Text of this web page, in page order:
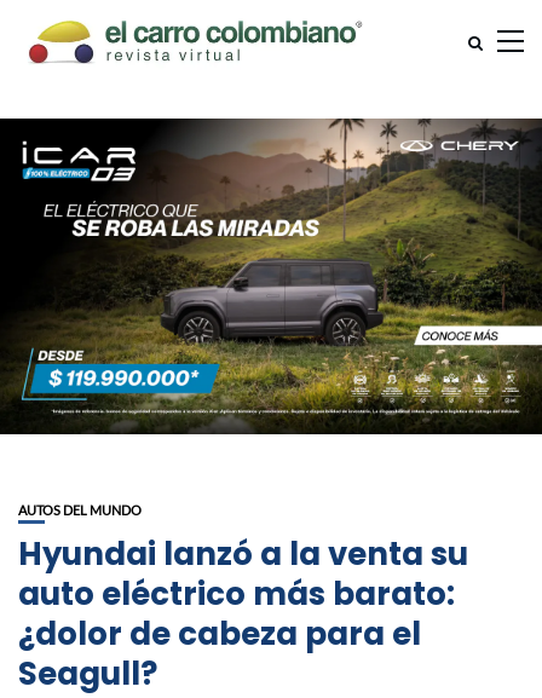
AUTOS DEL MUNDO
Hyundai lanzó a la venta su
auto eléctrico más barato:
¿dolor de cabeza para el
Seagull?